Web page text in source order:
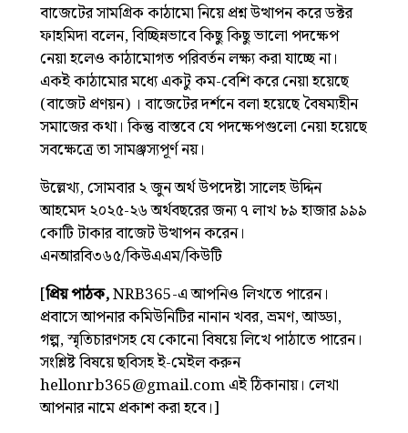
বাজেটের সামগ্রিক কাঠামো নিয়ে প্রশ্ন উত্থাপন করে ডক্টর
ফাহমিদা বলেন, বিচ্ছিন্নভাবে কিছু কিছু ভালো পদক্ষেপ
নেয়া হলেও কাঠামোগত পরিবর্তন লক্ষ্য করা যাচ্ছে না।
একই কাঠামোর মধ্যে একটু কম-বেশি করে নেয়া হয়েছে
(বাজেট প্রণয়ন) । বাজেটের দর্শনে বলা হয়েছে বৈষম্যহীন
সমাজের কথা। কিন্তু বাস্তবে যে পদক্ষেপগুলো নেয়া হয়েছে
সবক্ষেত্রে তা সামঞ্জস্যপূর্ণ নয়।
উল্লেখ্য, সোমবার ২ জুন অর্থ উপদেষ্টা সালেহ উদ্দিন
আহমেদ ২০২৫-২৬ অর্থবছরের জন্য ৭ লাখ ৮৯ হাজার ৯৯৯
কোটি টাকার বাজেট উত্থাপন করেন।
এনআরবি৩৬৫/কিউএএম/কিউটি
[প্রিয় পাঠক,NRB365-এ আপনিও লিখতে পারেন।
প্রবাসে আপনার কমিউনিটির নানান খবর, ভ্রমণ, আড্ডা,
গল্প, স্মৃতিচারণসহ যে কোনো বিষয়ে লিখে পাঠাতে পারেন।
সংশ্লিষ্ট বিষয়ে ছবিসহ ই-মেইল করুন
hellonrb365@gmail.com এই ঠিকানায়। লেখা
আপনার নামে প্রকাশ করা হবে।]